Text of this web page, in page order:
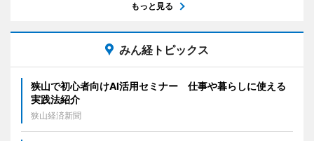
もっと見る
みん経トピックス
狭山で初心者向けAI活用セミナー 仕事や暮らしに使える
実践法紹介
狭山経済新聞